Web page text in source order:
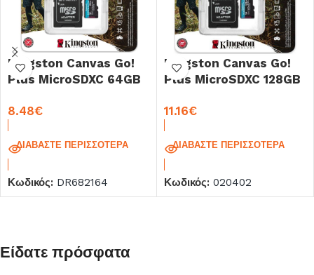
Kingston Canvas Go!
Plus MicroSDXC 64GB
Adapter
(SDCG3/64GB)
8.48€
ΔΙΑΒΆΣΤΕ ΠΕΡΙΣΣΌΤΕΡΑ
Κωδικός: DR682164
Kingston Canvas Go!
Plus MicroSDXC 128GB
Adapter
(SDCG3/128GB)
11.16€
ΔΙΑΒΆΣΤΕ ΠΕΡΙΣΣΌΤΕΡΑ
Κωδικός: 020402
Είδατε πρόσφατα